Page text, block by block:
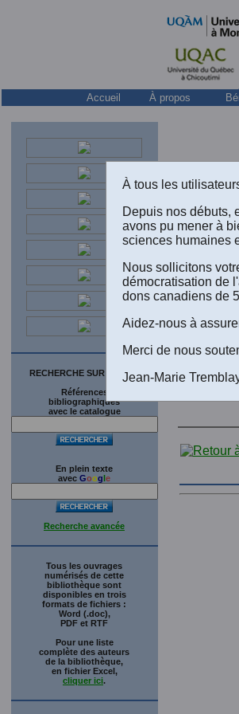
Accueil À propos
RECHERCHE SUR LE SITE
Références
bibliographiques
avec le catalogue
En plein texte
avec Google
Recherche avancée
Tous les ouvrages
numérisés de cette
bibliothèque sont
disponibles en trois
formats de fichiers :
Word (.doc),
PDF et RTF
Pour une liste
complète des auteurs
de la bibliothèque,
en fichier Excel,
cliquer ici.
À tous les
Depuis nos débuts,
avons pu mener à
sciences humaines
Nous sollicitons
démocratisation de
dons canadiens de
Aidez-nous à
Merci de nous
Jean-Marie